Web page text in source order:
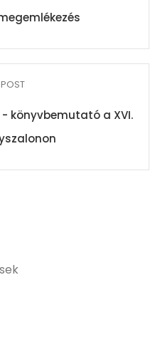
könyvbemutató a XVI.